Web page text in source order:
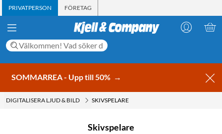
PRIVATPERSON FÖRETAG
SOMMARREA - Upp till 50% →
DIGITALISERA LJUD & BILD SKIVSPELARE
Skivspelare